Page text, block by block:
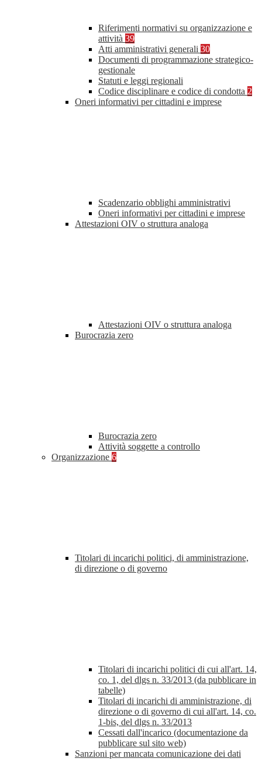
Riferimenti normativi su organizzazione e
attività 39
Atti amministrativi generali 30
Documenti di programmazione strategico-
gestionale
Statuti e leggi regionali
Codice disciplinare e codice di condotta 2
Oneri informativi per cittadini e imprese
Scadenzario obblighi amministrativi
Oneri informativi per cittadini e imprese
Attestazioni OIV o struttura analoga
Attestazioni OIV o struttura analoga
Burocrazia zero
Burocrazia zero
Attività soggette a controllo
Organizzazione 6
Titolari di incarichi politici, di amministrazione,
di direzione o di governo
Titolari di incarichi politici di cui all'art. 14,
co. 1, del dlgs n. 33/2013 (da pubblicare in
tabelle)
Titolari di incarichi di amministrazione, di
direzione o di governo di cui all'art. 14, co.
1-bis, del dlgs n. 33/2013
Cessati dall'incarico (documentazione da
pubblicare sul sito web)
Sanzioni per mancata comunicazione dei dati